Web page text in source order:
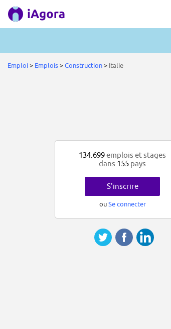
Emploi> Emplois>Construction> Italie
134.699emplois et stages
dans 155 pays
S'inscrire
ouSe connecter